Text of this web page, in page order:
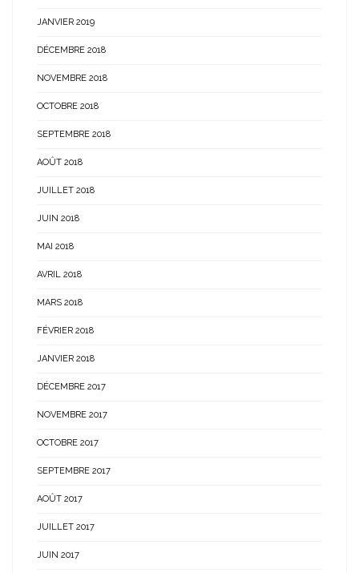
JANVIER 2019
DÉCEMBRE 2018
NOVEMBRE 2018
OCTOBRE 2018
SEPTEMBRE 2018
AOÛT 2018
JUILLET 2018
JUIN 2018
MAI 2018
AVRIL 2018
MARS 2018
FÉVRIER 2018
JANVIER 2018
DÉCEMBRE 2017
NOVEMBRE 2017
OCTOBRE 2017
SEPTEMBRE 2017
AOÛT 2017
JUILLET 2017
JUIN 2017